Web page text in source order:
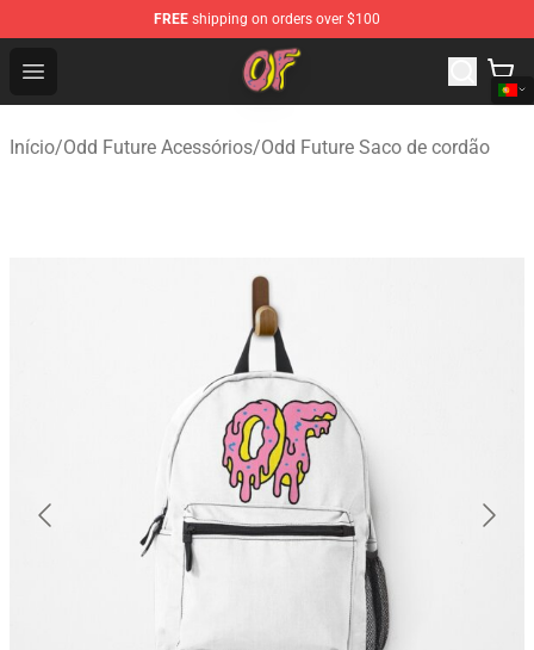
FREE shipping on orders over $100
Open menu
Odd Future Shop - Official Odd Future Merchandise Store
Início/Odd Future Acessórios/Odd Future Saco de cordão